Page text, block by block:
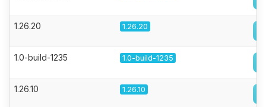
1.26.20 1.26.20
1.0-build-1235 1.0-build-1235
1.26.10 1.26.10